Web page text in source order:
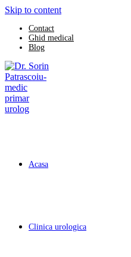
Skip to content
Contact
Ghid medical
Blog
Acasa
Clinica urologica